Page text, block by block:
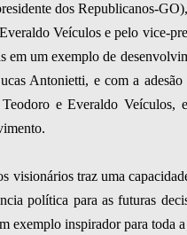
dos Republicanos-
Veículos e pelo vice-
em um exemplo de
Antonietti, e com a
e Everaldo Veículos,
visionários traz uma
política para as futuras
exemplo inspirador para toda